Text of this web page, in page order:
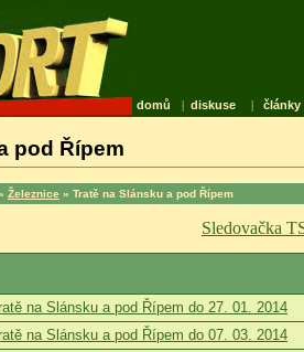
domů | diskuse | články
pod Řípem
Železnice » Tratě na Slánsku a pod Řípem
Sledovačka
na Slánsku a pod Řípem do 27. 01. 2014
na Slánsku a pod Řípem do 07. 03. 2014